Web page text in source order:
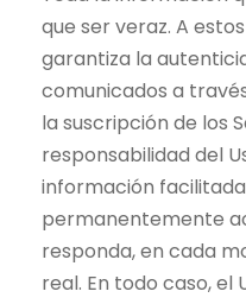
que ser veraz. A
garantiza la
comunicados a
la suscripción de los
responsabilidad del
información facilitada
permanentemente
responda, en cada
real. En todo caso, el